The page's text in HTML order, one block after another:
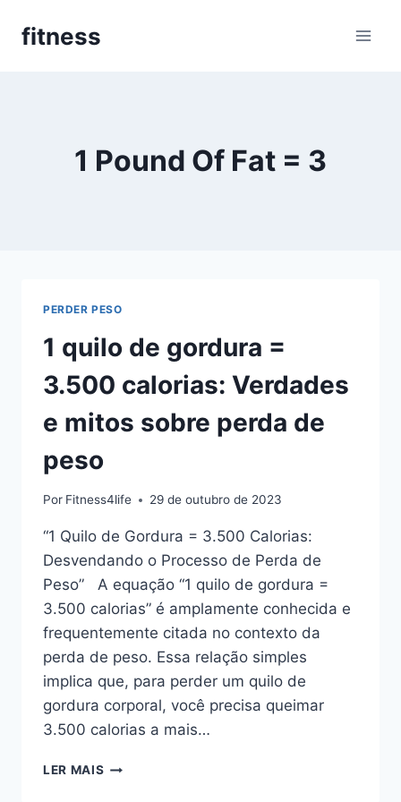
parafitness
1 Pound Of Fat = 3
PERDER PESO
1 quilo de gordura =
3.500 calorias: Verdades
e mitos sobre perda de
peso
Por Fitness4life 29 de outubro de 2023
“1 Quilo de Gordura = 3.500 Calorias:
Desvendando o Processo de Perda de
Peso” A equação “1 quilo de gordura =
3.500 calorias” é amplamente conhecida e
frequentemente citada no contexto da
perda de peso. Essa relação simples
implica que, para perder um quilo de
gordura corporal, você precisa queimar
3.500 calorias a mais…
LER MAIS 1